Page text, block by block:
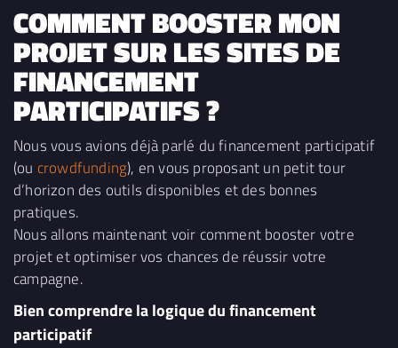
COMMENT BOOSTER MON
PROJET SUR LES SITES DE
FINANCEMENT
PARTICIPATIFS ?
Nous vous avions déjà parlé du financement participatif
(ou crowdfunding), en vous proposant un petit tour
d’horizon des outils disponibles et des bonnes
pratiques.
Nous allons maintenant voir comment booster votre
projet et optimiser vos chances de réussir votre
campagne.
Bien comprendre la logique du financement
participatif